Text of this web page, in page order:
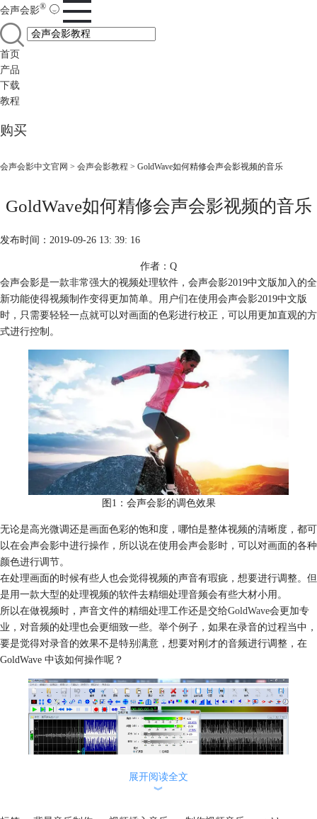
会声会影®
首页
产品
下载
教程
购买
会声会影中文官网 > 会声会影教程 > GoldWave如何精修会声会影视频的音乐
GoldWave如何精修会声会影视频的音乐
发布时间：2019-09-26 13: 39: 16
作者：Q
会声会影是一款非常强大的视频处理软件，会声会影2019中文版加入的全
新功能使得视频制作变得更加简单。用户们在使用会声会影2019中文版
时，只需要轻轻一点就可以对画面的色彩进行校正，可以用更加直观的方
式进行控制。
图1：会声会影的调色效果
无论是高光微调还是画面色彩的饱和度，哪怕是整体视频的清晰度，都可
以在会声会影中进行操作，所以说在使用会声会影时，可以对画面的各种
颜色进行调节。
在处理画面的时候有些人也会觉得视频的声音有瑕疵，想要进行调整。但
是用一款大型的处理视频的软件去精细处理音频会有些大材小用。
所以在做视频时，声音文件的精细处理工作还是交给GoldWave会更加专
业，对音频的处理也会更细致一些。举个例子，如果在录音的过程当中，
要是觉得对录音的效果不是特别满意，想要对刚才的音频进行调整，在
GoldWave 中该如何操作呢？
展开阅读全文
︾